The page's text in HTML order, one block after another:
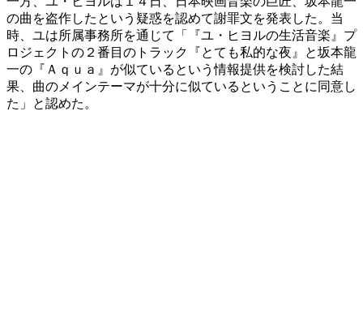
の曲を盗作したという疑惑を認めて謝罪文を発表した。当
時、ユは所属事務所を通じて「『ユ・ヒヨルの生活音楽』プ
ロジェクトの２番目のトラック『とても私的な夜』と坂本龍
一の『Ａｑｕａ』が似ているという情報提供を検討した結
果、曲のメインテーマが十分に似ているということに同意し
た」と認めた。